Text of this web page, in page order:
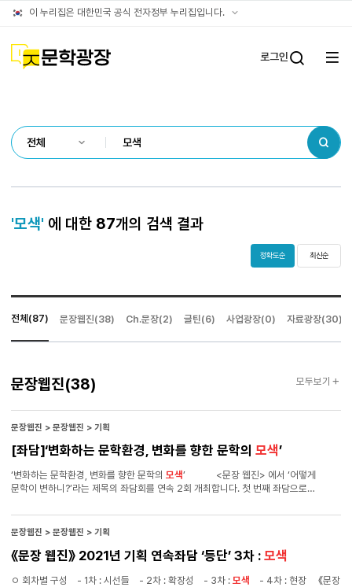
이 누리집은 대한민국 공식 전자정부 누리집입니다. 공식
문학광장 로그인
전체
결과
검색
'모색' 에 대한 87개의 검색 결과
정확도순 최신순
전체(87) 문장웹진(38) Ch.문장(2) 글틴(6) 사업광장(0) 자료광장(30)
문장웹진(38)
문장웹진 > 문장웹진 > 기획
[좌담]‘변화하는 문학환경, 변화를 향한 문학의 모색’
‘변화하는 문학환경, 변화를 향한 문학의 모색’ <문장 웹진> 에서 ‘어떻게
문학이 변하니?’라는 제목의 좌담회를 연속 2회 개최합니다. 첫 번째 좌담으로
개최되었습니다. 좌담회에는 백가흠(소설가), 서효인(시인), 소영현(문학평론가),
장성규(문학평론가), 그리고 사회자로 오창은 문학평론가(문장 웹진 편집위원)가
비평의 왜소화와 불공정성, 그리고 세계 문학과 한국 문학의 만남 등 다양한 테마로
목소리가 담긴 좌담회에 독자 여러분의 많은 관심과 호응 바랍니다.
문장웹진 > 문장웹진 > 기획
《문장 웹진》 2021년 기획 연속좌담 ‘등단’ 3차 : 모색
ㅇ 회차별 구성 - 1차 : 시선들 - 2차 : 확장성 - 3차 : 모색 - 4차 : 현장 《문장
문장웹진
모두보기